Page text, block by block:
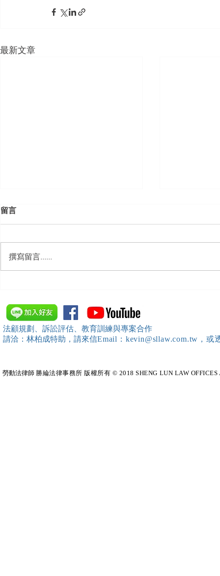
最新文章
中、南等地辦理（職場霸凌防
治教育訓練）課程 邀請本所律
師團隊擔任講師，課程圓滿完
成~*
留言
撰寫留言......
法顧規劃、訴訟評估、教育訓練與專案合作
請洽：林柏成特助 ，請來信Email：kevin@sllaw.com.tw，
勞動法律師​ 勝綸法律事務所 版權所有 © 2018 SHENG LUN LAW